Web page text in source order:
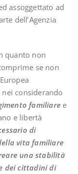
assoggettato ad
dell’Agenzia
quanto non
se non
considerando
familiare e
e libertà
di
vita familiare
una stabilità
dei cittadini di